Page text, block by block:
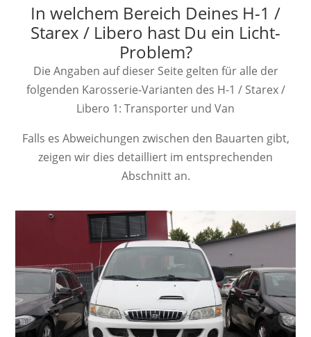
In welchem Bereich Deines H-1 /
Starex / Libero hast Du ein Licht-
Problem?
Die Angaben auf dieser Seite gelten für alle der
folgenden Karosserie-Varianten des H-1 / Starex /
Libero 1: Transporter und Van
Falls es Abweichungen zwischen den Bauarten gibt,
zeigen wir dies detailliert im entsprechenden
Abschnitt an.